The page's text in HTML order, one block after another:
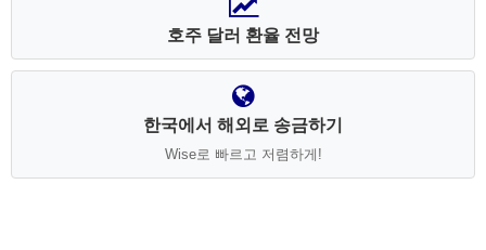
호주 달러 환율 전망
한국에서 해외로 송금하기
Wise로 빠르고 저렴하게!